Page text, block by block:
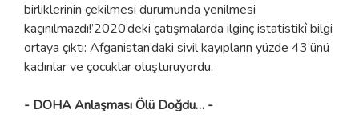
birliklerinin çekilmesi durumunda yenilmesi
kaçınılmazdı!’2020’deki çatışmalarda ilginç istatistikî bilgi
ortaya çıktı: Afganistan’daki sivil kayıpların yüzde 43’ünü
kadınlar ve çocuklar oluşturuyordu.
- DOHA Anlaşması Ölü Doğdu… -